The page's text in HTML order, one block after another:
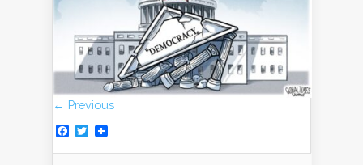
← Previous
Facebook
Twitter